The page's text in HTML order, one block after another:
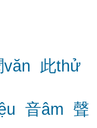
văn
此thử
音âm 聲